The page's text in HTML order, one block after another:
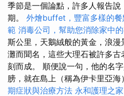
季節是一個論點，許多人報告
期。 外燴buffet，豐富多樣的餐
範 消毒公司，幫助您消除家中
斯公里，天鵝絨般的黃金，浪
灘而聞名，這些大理石被許多
刻而成。 順便說一句，他的名
膀，就在島上（稱為伊卡里亞海
期症狀與治療方法 永和護理之